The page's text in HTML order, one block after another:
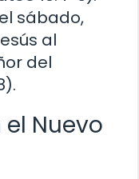
sábado,
al
del
Nuevo